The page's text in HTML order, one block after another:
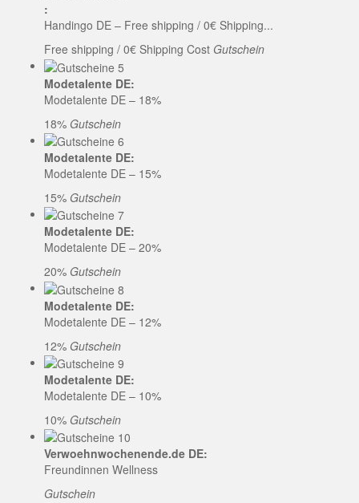
:
Handingo DE – Free shipping / 0€ Shipping...
Free shipping / 0€ Shipping Cost Gutschein
Modetalente DE:
Modetalente DE – 18%
18% Gutschein
Modetalente DE:
Modetalente DE – 15%
15% Gutschein
Modetalente DE:
Modetalente DE – 20%
20% Gutschein
Modetalente DE:
Modetalente DE – 12%
12% Gutschein
Modetalente DE:
Modetalente DE – 10%
10% Gutschein
Verwoehnwochenende.de DE:
Freundinnen Wellness
Gutschein